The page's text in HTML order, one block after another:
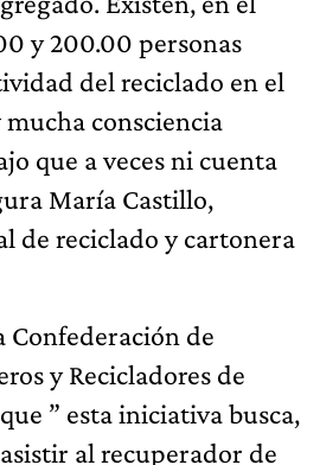
y 200.00 personas
del reciclado en el
consciencia
que a veces ni cuenta
María Castillo,
de reciclado y cartonera
Confederación de
y Recicladores de
” esta iniciativa busca,
al recuperador de